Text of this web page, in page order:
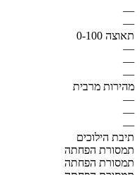
—
—
תאוצה 0-100
—
—
—
מהירות מרבית
—
—
—
תיבת הילוכים
תמסורת הפחתה
תמסורת הפחתה